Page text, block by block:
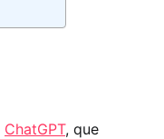
ChatGPT, que